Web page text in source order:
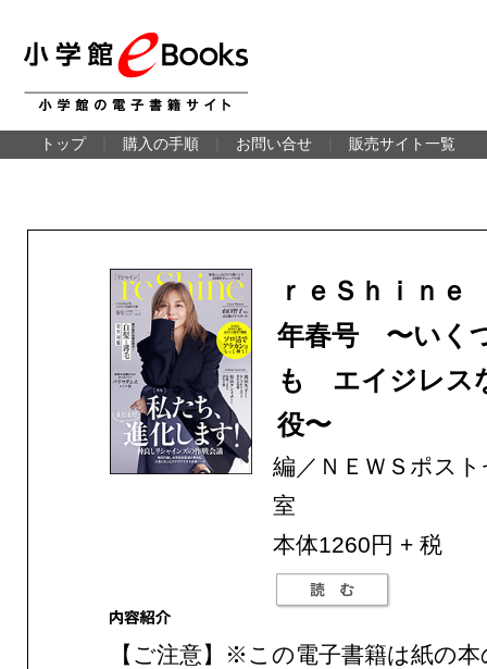
トップ 購入の手順 お問い合せ 販売サイト一覧
ｒｅＳｈｉｎ
年春号 〜いく
も エイジレス
役〜
編／ＮＥＷＳポス
室
本体1260円 + 税
【ご注意】※この電子書籍は紙の